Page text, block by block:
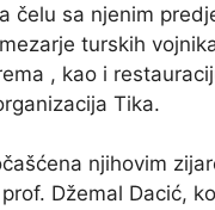
čelu sa njenim
turskih
, kao i
Tika.
njihovim
Džemal Dacić,